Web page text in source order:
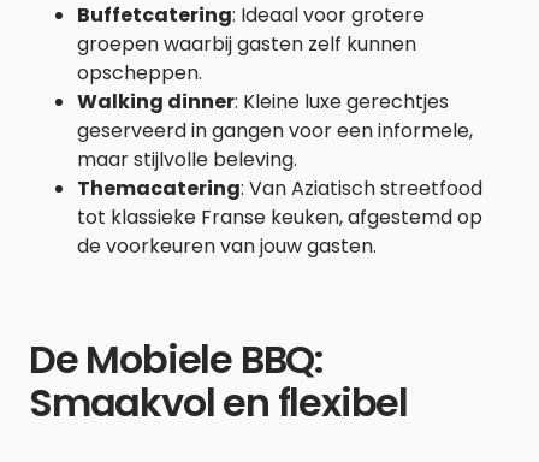
Buffetcatering: Ideaal voor grotere
groepen waarbij gasten zelf kunnen
opscheppen.
Walking dinner: Kleine luxe gerechtjes
geserveerd in gangen voor een informele,
maar stijlvolle beleving.
Themacatering: Van Aziatisch streetfood
tot klassieke Franse keuken, afgestemd op
de voorkeuren van jouw gasten.
De Mobiele BBQ:
Smaakvol en flexibel